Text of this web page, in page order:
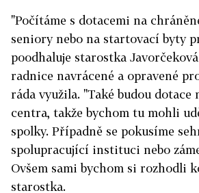
"Počítáme s dotacemi na
seniory nebo na startovací byty
poodhaluje starostka
radnice navrácené a opravené
ráda využila. "Také budou
centra, takže bychom tu mohli
spolky. Případně se pokusíme
spolupracující instituci nebo
Ovšem sami bychom si rozhodli
starostka.